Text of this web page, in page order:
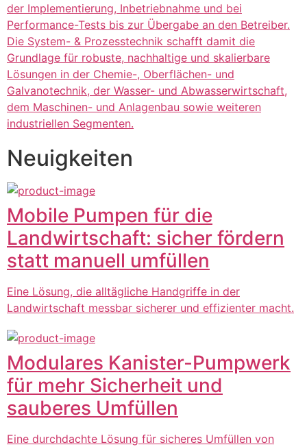
der Implementierung, Inbetriebnahme und bei
Performance-Tests bis zur Übergabe an den Betreiber.
Die System- & Prozesstechnik schafft damit die
Grundlage für robuste, nachhaltige und skalierbare
Lösungen in der Chemie-, Oberflächen- und
Galvanotechnik, der Wasser- und Abwasserwirtschaft,
dem Maschinen- und Anlagenbau sowie weiteren
industriellen Segmenten.
Neuigkeiten
Mobile Pumpen für die
Landwirtschaft: sicher fördern
statt manuell umfüllen
Eine Lösung, die alltägliche Handgriffe in der
Landwirtschaft messbar sicherer und effizienter macht.
Modulares Kanister-Pumpwerk
für mehr Sicherheit und
sauberes Umfüllen
Eine durchdachte Lösung für sicheres Umfüllen von